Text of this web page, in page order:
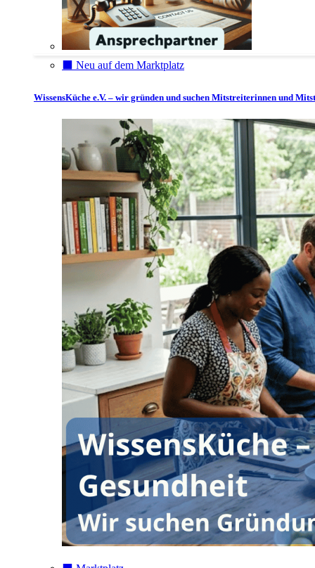
⬛️ Neu auf dem Marktplatz
WissensKüche e.V. – wir gründen und suchen Mitstreiterinnen und